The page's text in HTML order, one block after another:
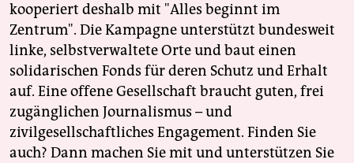
kooperiert deshalb mit "Alles beginnt im
Zentrum". Die Kampagne unterstützt bundesweit
linke, selbstverwaltete Orte und baut einen
solidarischen Fonds für deren Schutz und Erhalt
auf. Eine offene Gesellschaft braucht guten, frei
zugänglichen Journalismus – und
zivilgesellschaftliches Engagement. Finden Sie
auch? Dann machen Sie mit und unterstützen Sie